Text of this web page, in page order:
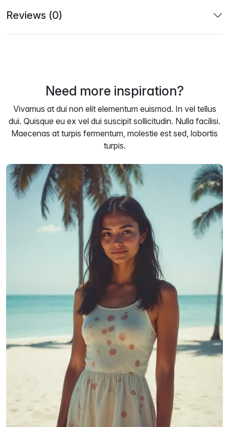
Reviews (0)
Need more inspiration?
Vivamus at dui non elit elementum euismod. In vel tellus
dui. Quisque eu ex vel dui suscipit sollicitudin. Nulla facilisi.
Maecenas at turpis fermentum, molestie est sed, lobortis
turpis.